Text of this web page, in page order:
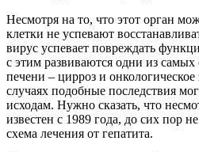
Несмотря на то, что этот орган
клетки не успевают
вирус успевает повреждать
с этим развиваются одни из
печени – цирроз и
случаях подобные последствия
исходам. Нужно сказать, что
известен с 1989 года, до сих пор
схема лечения от гепатита.